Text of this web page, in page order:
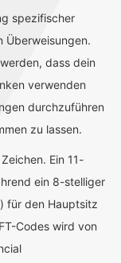
spezifischer
Überweisungen.
dass dein
verwenden
durchzuführen
zu lassen.
Ein 11-
ein 8-stelliger
für den Hauptsitz
Codes wird von